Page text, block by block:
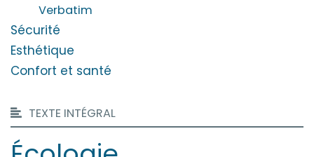
Verbatim
Sécurité
Esthétique
Confort et santé
TEXTE INTÉGRAL